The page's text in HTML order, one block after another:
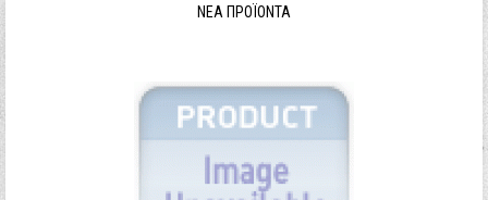
ΝΈΑ ΠΡΟΪΌΝΤΑ